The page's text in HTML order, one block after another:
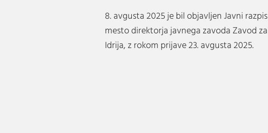
8. avgusta 2025 je bil objavljen Javni
mesto direktorja javnega zavoda Zavod
Idrija, z rokom prijave 23. avgusta 2025.